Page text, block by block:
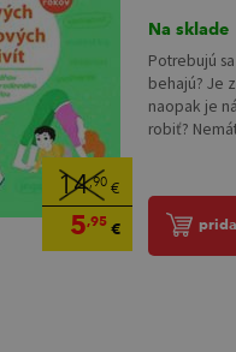
14,90€
5,95€
Na sklade
Potrebujú
behajú? Je
naopak je
robiť?